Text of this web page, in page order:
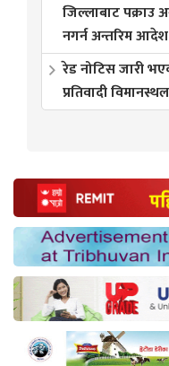
जिल्लाबाट पक्राउ
नगर्न अन्तरिम आदेश
रेड नोटिस जारी
प्रतिवादी